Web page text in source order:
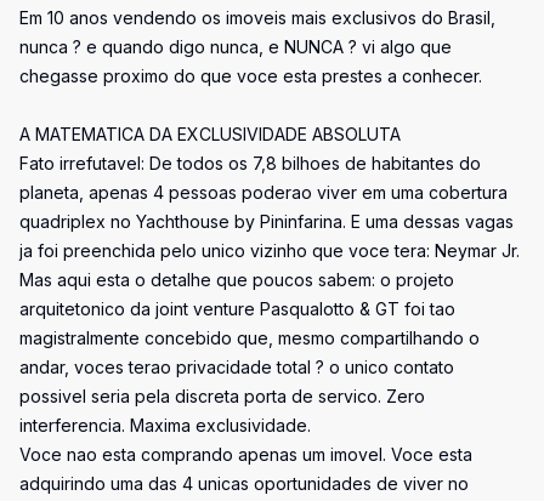
Em 10 anos vendendo os imoveis mais exclusivos do Brasil,
nunca ? e quando digo nunca, e NUNCA ? vi algo que
chegasse proximo do que voce esta prestes a conhecer.
A MATEMATICA DA EXCLUSIVIDADE ABSOLUTA
Fato irrefutavel: De todos os 7,8 bilhoes de habitantes do
planeta, apenas 4 pessoas poderao viver em uma cobertura
quadriplex no Yachthouse by Pininfarina. E uma dessas vagas
ja foi preenchida pelo unico vizinho que voce tera: Neymar Jr.
Mas aqui esta o detalhe que poucos sabem: o projeto
arquitetonico da joint venture Pasqualotto & GT foi tao
magistralmente concebido que, mesmo compartilhando o
andar, voces terao privacidade total ? o unico contato
possivel seria pela discreta porta de servico. Zero
interferencia. Maxima exclusividade.
Voce nao esta comprando apenas um imovel. Voce esta
adquirindo uma das 4 unicas oportunidades de viver no